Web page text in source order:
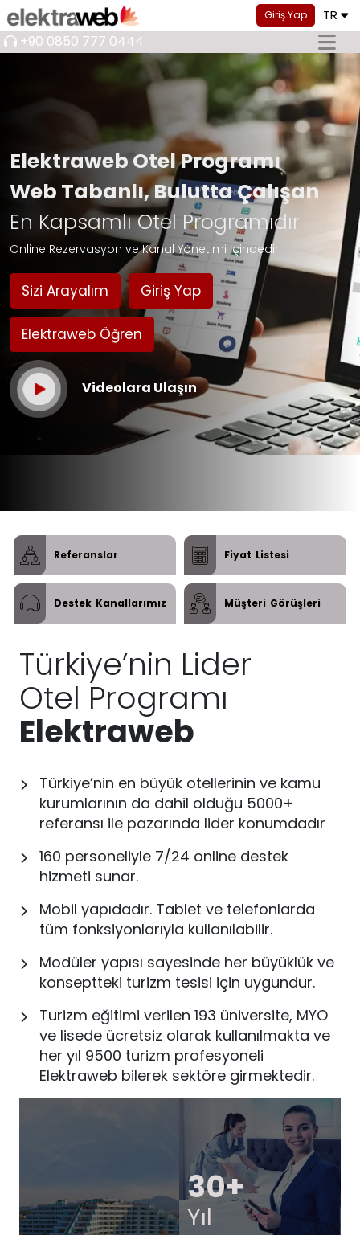
Giriş Yap TR
+90 0850 777 0444
Elektraweb Otel Programı
Web Tabanlı, Bulutta Çalışan
En Kapsamlı Otel Programıdır
Online Rezervasyon ve Kanal Yönetimi İçindedir
Sizi Arayalım Giriş Yap
Elektraweb Öğren
Videolara Ulaşın
Referanslar Fiyat Listesi
Destek Kanallarımız Müşteri Görüşleri
Türkiye’nin Lider
Otel Programı
Elektraweb
Türkiye’nin en büyük otellerinin ve kamu
kurumlarının da dahil olduğu 5000+
referansı ile pazarında lider konumdadır
160 personeliyle 7/24 online destek
hizmeti sunar.
Mobil yapıdadır. Tablet ve telefonlarda
tüm fonksiyonlarıyla kullanılabilir.
Modüler yapısı sayesinde her büyüklük ve
konseptteki turizm tesisi için uygundur.
Turizm eğitimi verilen 193 üniversite, MYO
ve lisede ücretsiz olarak kullanılmakta ve
her yıl 9500 turizm profesyoneli
Elektraweb bilerek sektöre girmektedir.
30+
Yıl